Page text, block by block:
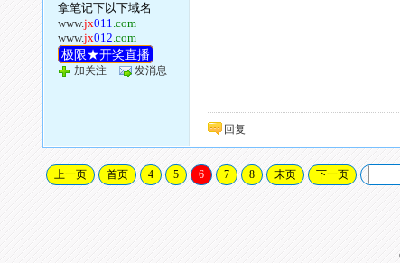
拿笔记下以下域名
www.jx011.com
www.jx012.com
极限★开奖直播
加关注 发消息
回复
上一页 首页 4 5 6 7 8 末页 下一页